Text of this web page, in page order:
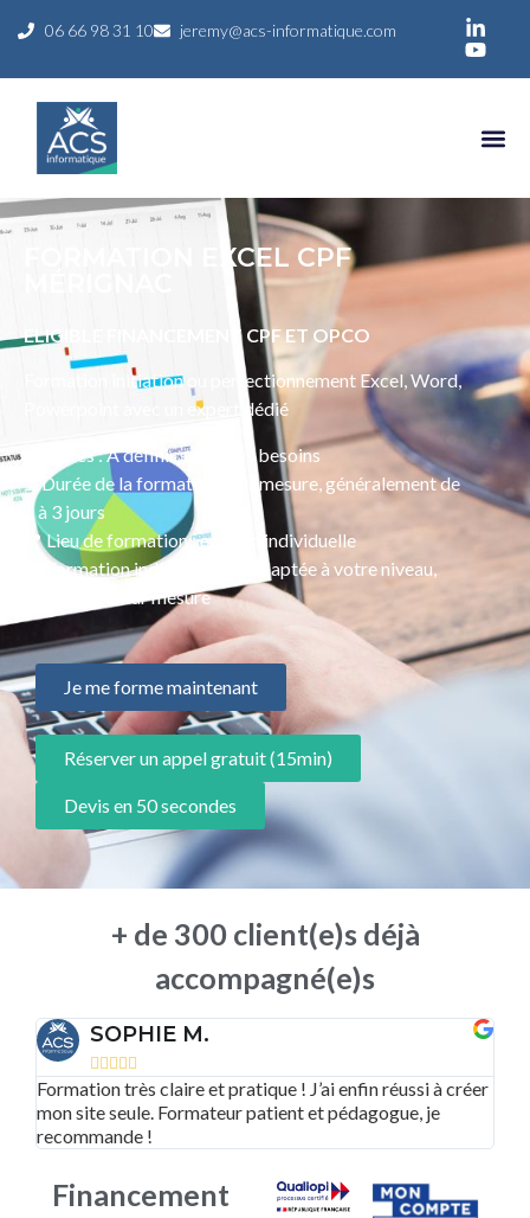
06 66 98 31 10 jeremy@acs-informatique.com
FORMATION EXCEL CPF
ELIGIBLE FINANCEMENT CPF ET OPCO
Formation initiation ou perfectionnement Excel, Word,
Powerpoint avec un expert dédié
📅 Dates : À définir selon vos besoins
⏳ Durée de la formation : Sur mesure, généralement de
1 à 3 jours
📍 Lieu de formation : en visio individuelle
📜 Formation individualisée, adaptée à votre niveau,
programme sur mesure
Je me forme maintenant
Réserver un appel gratuit (15min)
Devis en 50 secondes
+ de 300 client(e)s déjà
accompagné(e)s
SOPHIE M.

Formation très claire et pratique ! J’ai enfin réussi à créer
mon site seule. Formateur patient et pédagogue, je
recommande !
Financement